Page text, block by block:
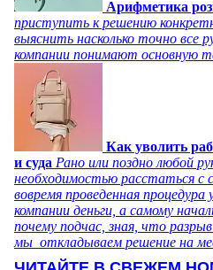
Арифметика
приступить к решению
выяснить насколько точно все
компании понимают основную
Как уволить
и суда Рано или поздно любой
необходимостью расстаться с
вовремя проведенная процедура
компании деньги, а самому
почему подчас, зная, что
мы откладываем решение на